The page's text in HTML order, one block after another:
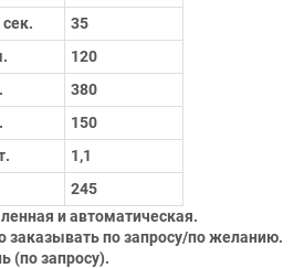
35
120
380
150
1,1
245
и автоматическая.
по запросу/по желанию.
(по запросу).